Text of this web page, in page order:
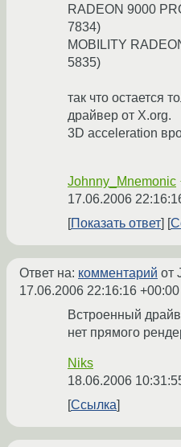
RADEON 9000
7834)
MOBILITY
5835)
так что остается
драйвер от X.org.
3D acceleration
Johnny_Mnemonic
17.06.2006
Показать ответ
Ответ на: комментарий от
17.06.2006 22:16:16 +00:00
Встроенный
нет прямого
Niks
18.06.2006
Ссылка